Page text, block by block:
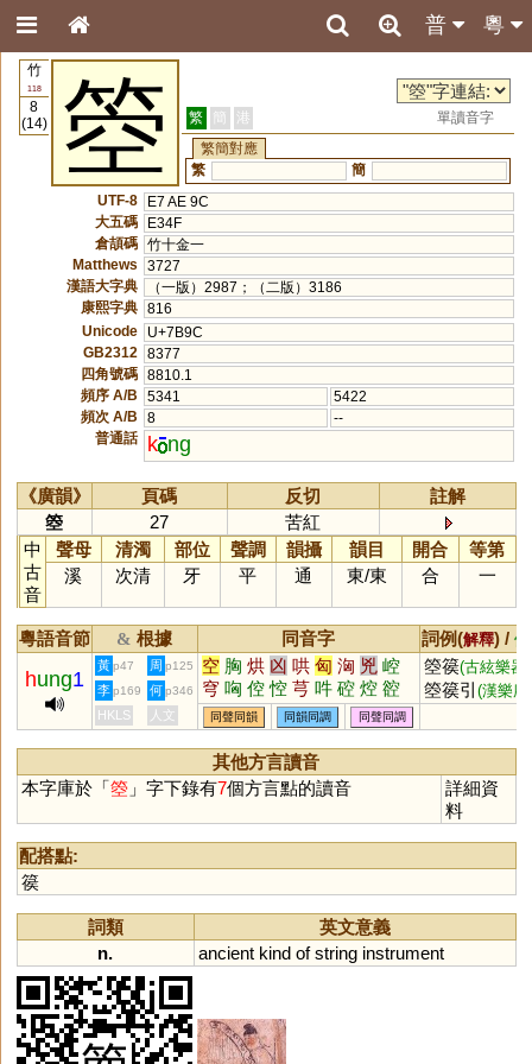
粵
普
竹
118
8
(14)
箜 繁 簡 港
單讀音字
繁簡對應
繁
簡
UTF-8
E7 AE 9C
大五碼
E34F
倉頡碼 竹十金一
Matthews
3727
漢語大字典
（一版）2987；（二版）3186
康熙字典 816
Unicode
U+7B9C
GB2312
8377
四角號碼 8810.1
頻序 A/B
5341
5422
頻次 A/B
8
--
普通話
k ng
《廣韻》 頁碼 反切
註解
箜
27
苦紅
中
古
音
聲母 清濁 部位 聲調 韻攝 韻目 開合
等第
溪
次清 牙 平 通 東/東 合 一
粵語音節 & 根據 同音字 詞例(解釋) /
hung1
黃 p47 周 p125 空 胸 烘 凶 哄 匈 洶 兇 崆
穹 哅 倥 悾 芎 吽 硿 焢 谾
涳 恟 忷
箜篌(古絃樂器)
箜篌引 (漢樂府
李 p169 何 p346
HKLS 人文 同聲同韻 同韻同調 同聲同調
其他方言讀音
本字庫於「箜」字下錄有7個方言點的讀音
詳細資
料
配搭點:
篌
詞類
英文意義
n.
ancient kind of string instrument